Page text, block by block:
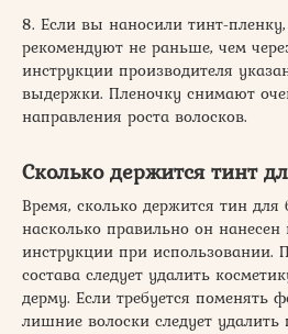
8. Если вы наносили тинт-
рекомендуют не раньше, чем
инструкции производителя
выдержки. Пленочку снимают
направления роста волосков.
Сколько держится тинт
Время, сколько держится тин для
насколько правильно он
инструкции при использовании.
состава следует удалить
дерму. Если требуется поменять
лишние волоски следует